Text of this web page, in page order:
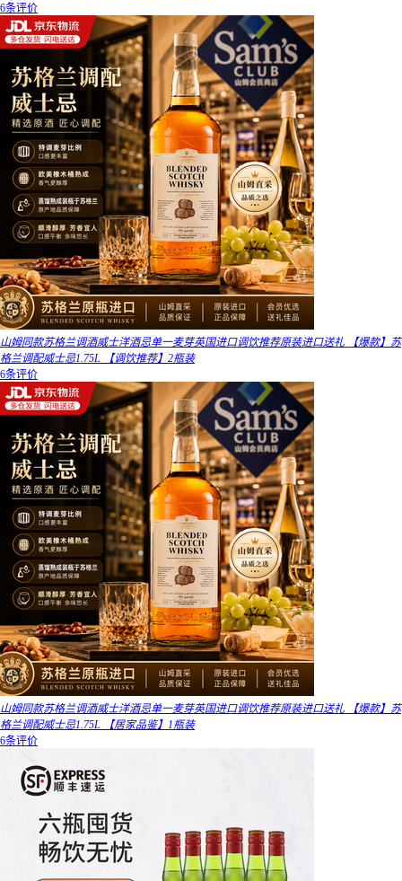
6条评价
山姆同款苏格兰调酒威士洋酒忌单一麦芽英国进口调饮推荐原装进口送礼 【爆款】苏
格兰调配威士忌1.75L 【调饮推荐】2瓶装
6条评价
山姆同款苏格兰调酒威士洋酒忌单一麦芽英国进口调饮推荐原装进口送礼 【爆款】苏
格兰调配威士忌1.75L 【居家品鉴】1瓶装
6条评价